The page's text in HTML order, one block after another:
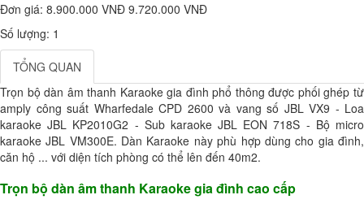
Đơn giá: 8.900.000 VNĐ 9.720.000 VNĐ
Số lượng: 1
TỔNG QUAN
Trọn bộ dàn âm thanh Karaoke gia đình phổ thông được phối ghép từ
amply công suất Wharfedale CPD 2600 và vang số JBL VX9 - Loa
karaoke JBL KP2010G2 - Sub karaoke JBL EON 718S - Bộ micro
karaoke JBL VM300E. Dàn Karaoke này phù hợp dùng cho gia đình,
căn hộ ... với diện tích phòng có thể lên đến 40m2.
Trọn bộ dàn âm thanh Karaoke gia đình cao cấp